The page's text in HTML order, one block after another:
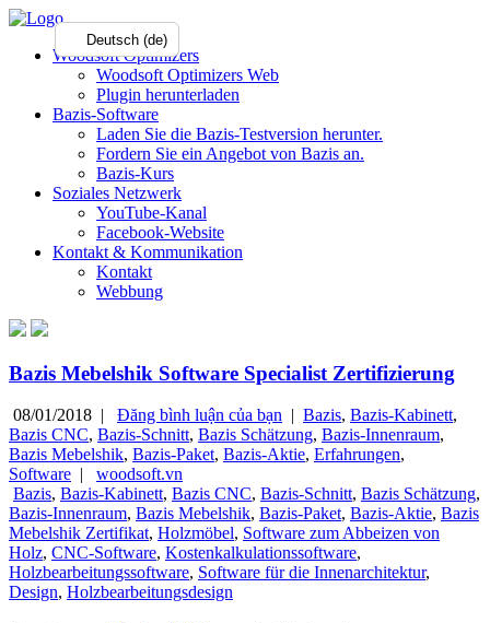
Woodsoft Optimizers
Woodsoft Optimizers Web
Plugin herunterladen
Bazis-Software
Laden Sie die Bazis-Testversion herunter.
Fordern Sie ein Angebot von Bazis an.
Bazis-Kurs
Soziales Netzwerk
YouTube-Kanal
Facebook-Website
Kontakt & Kommunikation
Kontakt
Webbung
Bazis Mebelshik Software Specialist Zertifizierung
08/01/2018 | Đăng bình luận của bạn | Bazis, Bazis-Kabinett,
Bazis CNC, Bazis-Schnitt, Bazis Schätzung, Bazis-Innenraum,
Bazis Mebelshik, Bazis-Paket, Bazis-Aktie, Erfahrungen,
Software |
woodsoft.vn
Bazis, Bazis-Kabinett, Bazis CNC, Bazis-Schnitt, Bazis Schätzung,
Bazis-Innenraum, Bazis Mebelshik, Bazis-Paket, Bazis-Aktie, Bazis
Mebelshik Zertifikat, Holzmöbel, Software zum Abbeizen von
Holz, CNC-Software, Kostenkalkulationssoftware,
Holzbearbeitungssoftware, Software für die Innenarchitektur,
Design, Holzbearbeitungsdesign
Deutsch (de)